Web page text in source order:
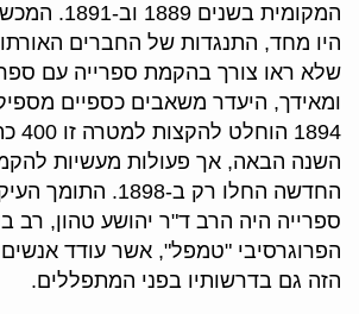
המקומית בשנים
היו מחד, התנגדות של החברים
שלא ראו צורך בהקמת ספרייה עם
ומאידך, היעדר משאבים כספיים
השנה הבאה, אך פעולות מעשיות
החדשה החלו רק ב-
ספרייה היה הרב ד"ר יהושע טהון, רב
הפרוגרסיבי "טמפל", אשר עודד אנשים
הזה גם בדרשותיו בפני המתפללים.